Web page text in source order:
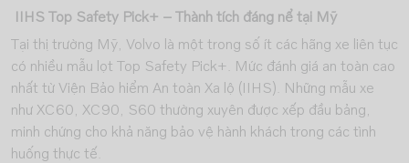
IIHS Top Safety Pick+ – Thành tích đáng nể tại Mỹ
Tại thị trường Mỹ, Volvo là một trong số ít các hãng xe liên tục
có nhiều mẫu lọt Top Safety Pick+. Mức đánh giá an toàn cao
nhất từ Viện Bảo hiểm An toàn Xa lộ (IIHS). Những mẫu xe
như XC60, XC90, S60 thường xuyên được xếp đầu bảng,
minh chứng cho khả năng bảo vệ hành khách trong các tình
huống thực tế.